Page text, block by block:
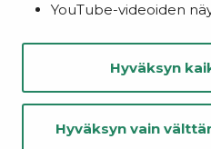
YouTube-videoiden
Hyväksyn
Hyväksyn vain
©